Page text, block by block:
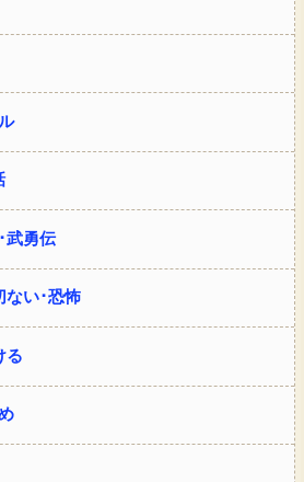
武勇伝
ない･恐怖
る